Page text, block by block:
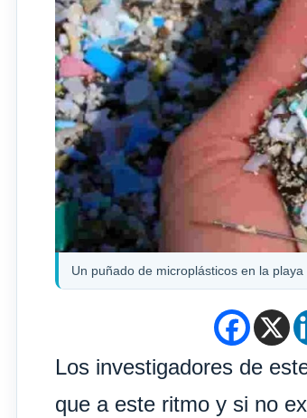
Un puñado de microplásticos en la
Los investigadores de
que a este ritmo y si no